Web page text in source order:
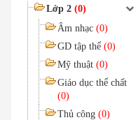
Lớp 2 (0)
Âm nhạc (0)
GD tập thể (0)
Mỹ thuật (0)
Giáo dục thể chất
(0)
Thủ công (0)